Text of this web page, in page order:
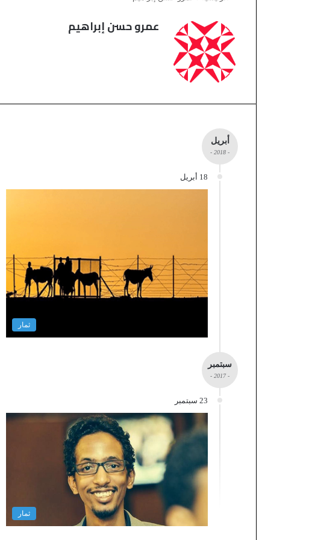
عمرو حسن إبراهيم
أبريل
- 2018 -
18 أبريل
ثمار
سبتمبر
- 2017 -
23 سبتمبر
ثمار